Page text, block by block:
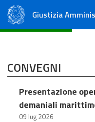
Giustizia
CONVEGNI
Presentazione
demaniali
09 lug 2026